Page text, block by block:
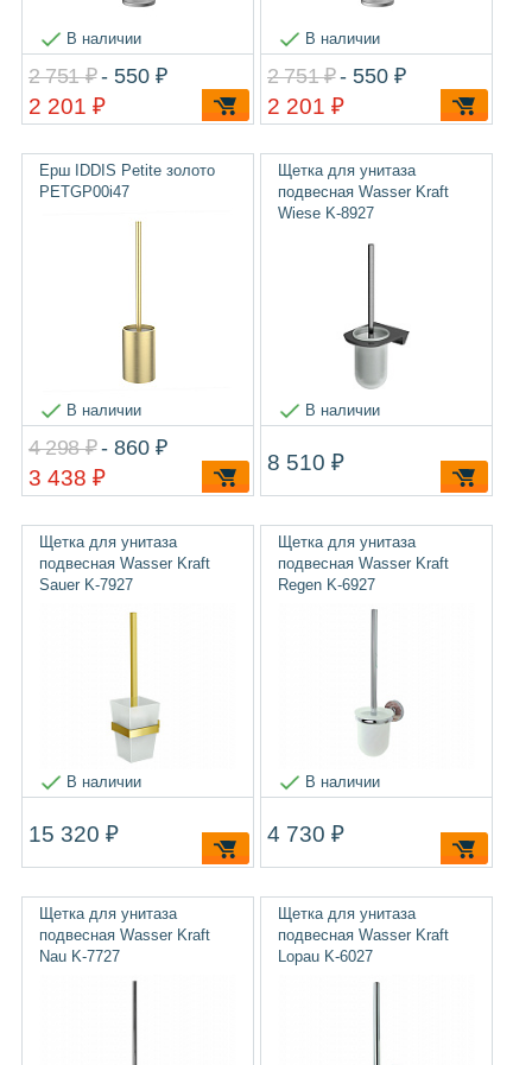
В наличии
2 751 ₽ - 550 ₽
2 201 ₽
В наличии
2 751 ₽ - 550 ₽
2 201 ₽
Ерш IDDIS Petite золото
PETGP00i47
В наличии
4 298 ₽ - 860 ₽
3 438 ₽
Щетка для унитаза
подвесная Wasser Kraft
Wiese K-8927
В наличии
8 510 ₽
Щетка для унитаза
подвесная Wasser Kraft
Sauer K-7927
В наличии
15 320 ₽
Щетка для унитаза
подвесная Wasser Kraft
Regen K-6927
В наличии
4 730 ₽
Щетка для унитаза
подвесная Wasser Kraft
Nau K-7727
Щетка для унитаза
подвесная Wasser Kraft
Lopau K-6027